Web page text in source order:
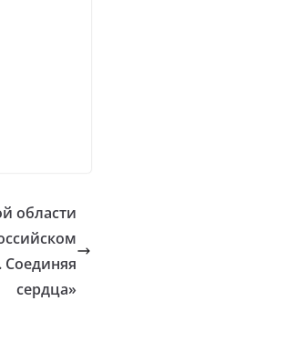
области
Соединяя
сердца»